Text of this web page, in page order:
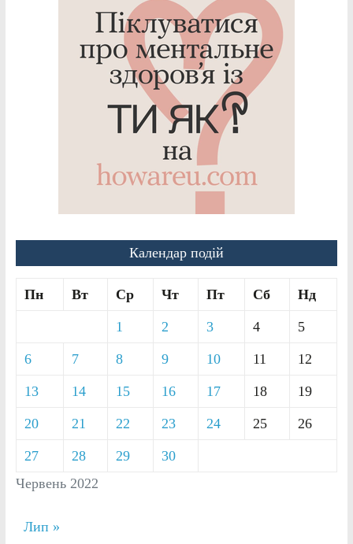
Календар подій
Червень 2022
Пн Вт Ср Чт Пт Сб Нд
1 2 3 4 5
6 7 8 9 10 11 12
13 14 15 16 17 18 19
20 21 22 23 24 25 26
27 28 29 30
Лип »